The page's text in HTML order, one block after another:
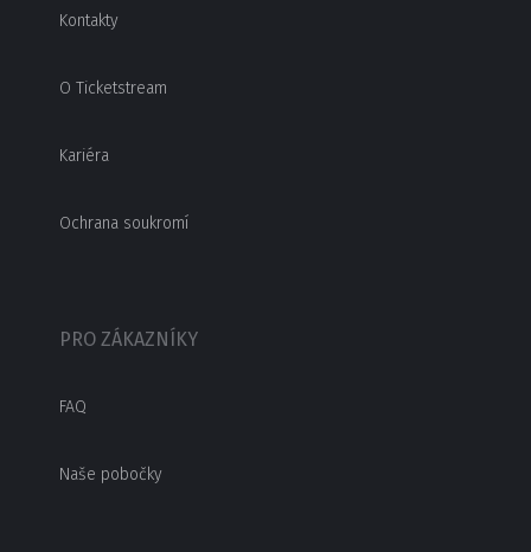
Kontakty
O Ticketstream
Kariéra
Ochrana soukromí
PRO ZÁKAZNÍKY
FAQ
Naše pobočky